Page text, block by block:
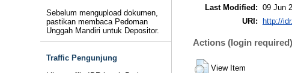
Sebelum mengupload dokumen,
pastikan membaca Pedoman
Unggah Mandiri untuk Depositor.
Traffic Pengunjung
Last Modified: 09 Jun
URI:
http://
Actions (login required)
View Item